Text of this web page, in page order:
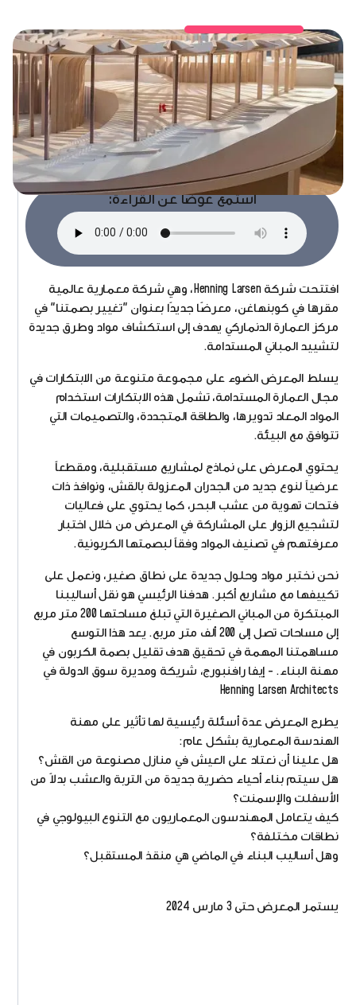
استمع عوضاً عن القراءة:
افتتحت شركة Henning Larsen، وهي شركة معمارية عالمية
مقرها في كوبنهاغن، معرضًا جديدًا بعنوان "تغيير بصمتنا" في
مركز العمارة الدنماركي يهدف إلى استكشاف مواد وطرق جديدة
لتشييد المباني المستدامة.
يسلط المعرض الضوء على مجموعة متنوعة من الابتكارات في
مجال العمارة المستدامة، تشمل هذه الابتكارات استخدام
المواد المعاد تدويرها، والطاقة المتجددة، والتصميمات التي
تتوافق مع البيئة.
يحتوي المعرض على نماذج لمشاريع مستقبلية، ومقطعاً
عرضياً لنوع جديد من الجدران المعزولة بالقش، ونوافذ ذات
فتحات تهوية من عشب البحر، كما يحتوي على فعاليات
لتشجيع الزوار على المشاركة في المعرض من خلال اختبار
معرفتهم في تصنيف المواد وفقاً لبصمتها الكربونية.
نحن نختبر مواد وحلول جديدة على نطاق صغير، ونعمل على
تكييفها مع مشاريع أكبر. هدفنا الرئيسي هو نقل أساليبنا
المبتكرة من المباني الصغيرة التي تبلغ مساحتها 200 متر مربع
إلى مساحات تصل إلى 200 ألف متر مربع. يعد هذا التوسع
مساهمتنا المهمة في تحقيق هدف تقليل بصمة الكربون في
مهنة البناء. - إيفا رافنبورج، شريكة ومديرة سوق الدولة في
Henning Larsen Architects
يطرح المعرض عدة أسئلة رئيسية لها تأثير على مهنة
الهندسة المعمارية بشكل عام:
هل علينا أن نعتاد على العيش في منازل مصنوعة من القش؟
هل سيتم بناء أحياء حضرية جديدة من التربة والعشب بدلاً من
الأسفلت والإسمنت؟
كيف يتعامل المهندسون المعماريون مع التنوع البيولوجي في
نطاقات مختلفة؟
وهل أساليب البناء في الماضي هي منقذ المستقبل؟
يستمر المعرض حتى 3 مارس 2024